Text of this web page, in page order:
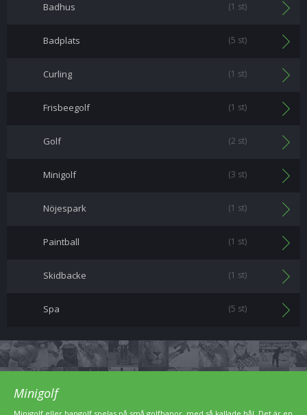
Badhus (1 st)
Badplats (5 st)
Curling (1 st)
Frisbeegolf (1 st)
Golf (2 st)
Minigolf (3 st)
Nöjespark (1 st)
Paintball (1 st)
Skidbacke (1 st)
Spa (5 st)
Minigolf